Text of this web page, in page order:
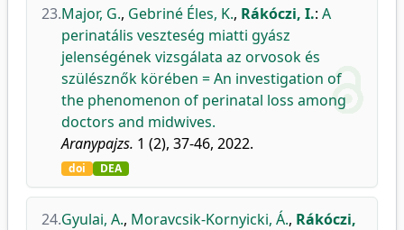
23.Major, G., Gebriné Éles, K., Rákóczi, I.: A
perinatális veszteség miatti gyász
jelenségének vizsgálata az orvosok és
szülésznők körében = An investigation of
the phenomenon of perinatal loss among
doctors and midwives.
Aranypajzs. 1 (2), 37-46, 2022.
doi DEA
24.Gyulai, A., Moravcsik-Kornyicki, Á., Rákóczi,